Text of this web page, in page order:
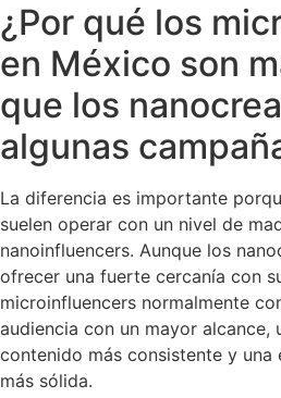
¿Por qué los
en México son
que los
algunas
La diferencia es importante
suelen operar con un nivel de
nanoinfluencers. Aunque los
ofrecer una fuerte cercanía con
microinfluencers normalmente
audiencia con un mayor alcance,
contenido más consistente y una
más sólida.